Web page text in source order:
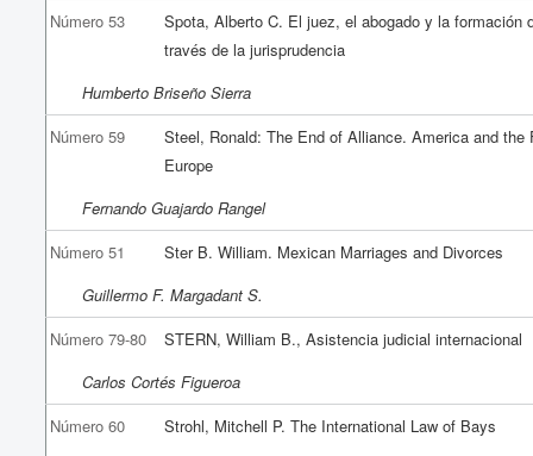
Número 53
Spota, Alberto C. El juez, el abogado y la formación
través de la jurisprudencia
Humberto Briseño Sierra
Número 59
Steel, Ronald: The End of Alliance. America and the
Europe
Fernando Guajardo Rangel
Número 51
Ster B. William. Mexican Marriages and Divorces
Guillermo F. Margadant S.
Número 79-80
STERN, William B., Asistencia judicial internacional
Carlos Cortés Figueroa
Número 60
Strohl, Mitchell P. The International Law of Bays